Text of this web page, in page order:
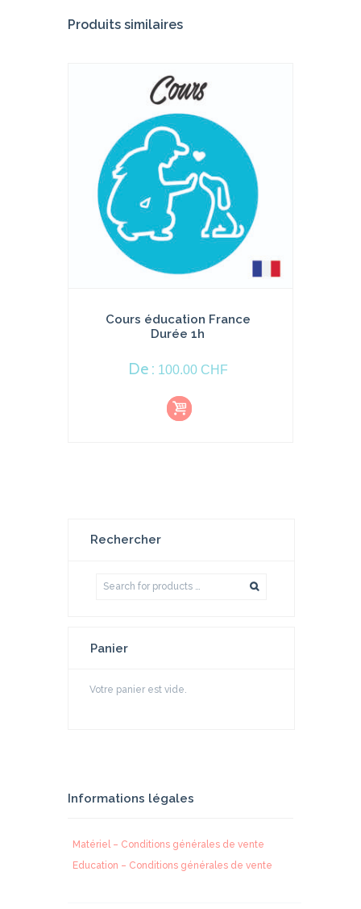
Produits similaires
Cours éducation France
Durée 1h
De : 100.00 CHF
Li
r
Rechercher
Panier
Votre panier est vide.
Informations légales
Matériel – Conditions générales de vente
Education – Conditions générales de vente